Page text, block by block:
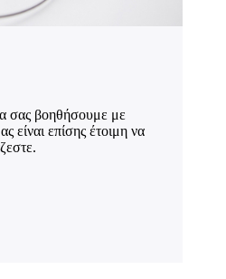
σας βοηθήσουμε με
είναι επίσης έτοιμη να